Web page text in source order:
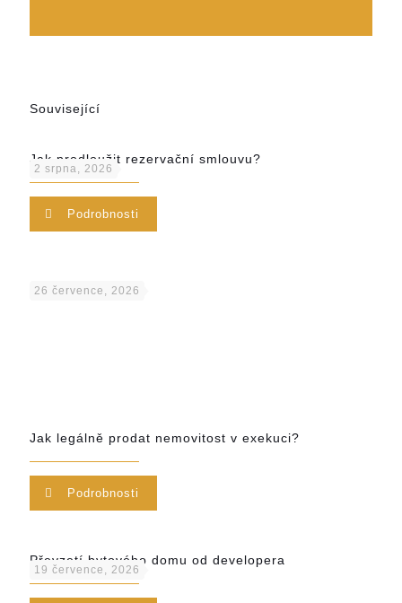
Související
2 srpna, 2026
Jak prodloužit rezervační smlouvu?
Podrobnosti
26 července, 2026
Jak legálně prodat nemovitost v exekuci?
Podrobnosti
19 července, 2026
Převzetí bytového domu od developera